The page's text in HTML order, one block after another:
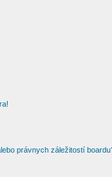
právnych záležitostí